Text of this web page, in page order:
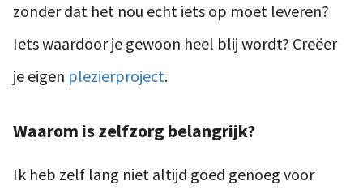
zonder dat het nou echt iets op moet leveren?
Iets waardoor je gewoon heel blij wordt? Creëer
je eigen plezierproject.
Waarom is zelfzorg belangrijk?
Ik heb zelf lang niet altijd goed genoeg voor